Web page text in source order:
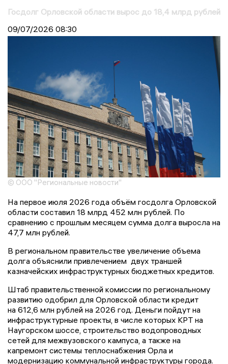
Госдолг Орловской области вырос до 18,4 млрд рублей
09/07/2026 08:30
© ООО "Региональные новости"
На первое июля 2026 года объём госдолга Орловской
области составил 18 млрд 452 млн рублей. По
сравнению с прошлым месяцем сумма долга выросла на
47,7 млн рублей.
В региональном правительстве увеличение объема
долга объяснили привлечением двух траншей
казначейских инфраструктурных бюджетных кредитов.
Штаб правительственной комиссии по региональному
развитию одобрил для Орловской области кредит
на 612,6 млн рублей на 2026 год. Деньги пойдут на
инфраструктурные проекты, в числе которых КРТ на
Наугорском шоссе, строительство водопроводных
сетей для межвузовского кампуса, а также на
капремонт системы теплоснабжения Орла и
модернизацию коммунальной инфраструктуры города.